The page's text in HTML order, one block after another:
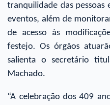
tranquilidade das
eventos, além de
de acesso às
festejo. Os órgãos
salienta o secretário
Machado.
“A celebração dos 409